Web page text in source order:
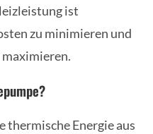
ist
zu minimieren und
thermische Energie aus